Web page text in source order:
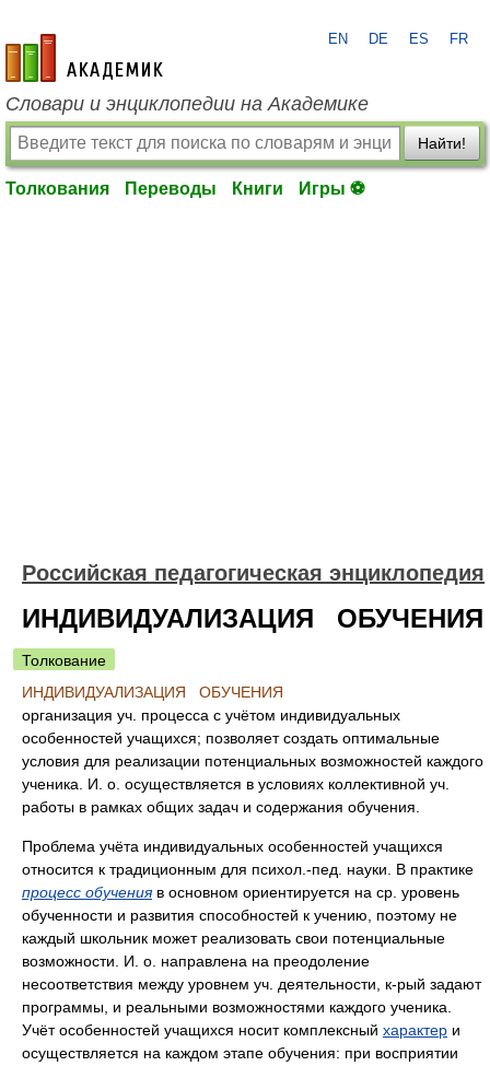
academic.ru
EN DE ES FR
Словари и энциклопедии на Академике
Найти!
Толкования Переводы Книги Игры ⚽
Российская педагогическая энциклопедия
ИНДИВИДУАЛИЗАЦИЯ ОБУЧЕНИЯ
Толкование
ИНДИВИДУАЛИЗАЦИЯ ОБУЧЕНИЯ
организация уч. процесса с учётом индивидуальных
особенностей учащихся; позволяет создать оптимальные
условия для реализации потенциальных возможностей каждого
ученика. И. о. осуществляется в условиях коллективной уч.
работы в рамках общих задач и содержания обучения.
Проблема учёта индивидуальных особенностей учащихся
относится к традиционным для психол.-пед. науки. В практике
процесс обученияв основном ориентируется на ср. уровень
обученности и развития способностей к учению, поэтому не
каждый школьник может реализовать свои потенциальные
возможности. И. о. направлена на преодоление
несоответствия между уровнем уч. деятельности, к-рый задают
программы, и реальными возможностями каждого ученика.
Учёт особенностей учащихся носит комплексный характер и
осуществляется на каждом этапе обучения: при восприятии